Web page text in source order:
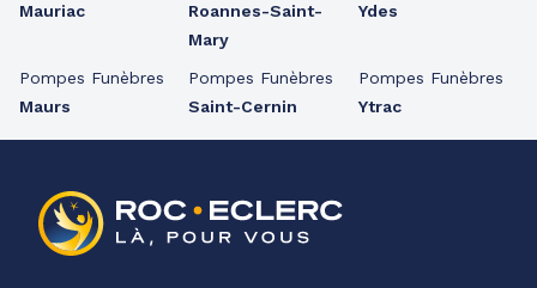
Mauriac
Pompes Funèbres
Maurs
Roannes-Saint-
Mary
Pompes Funèbres
Saint-Cernin
Ydes
Pompes Funèbres
Ytrac